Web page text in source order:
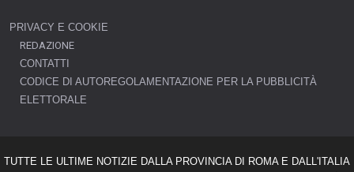
PRIVACY E COOKIE
REDAZIONE
CONTATTI
CODICE DI AUTOREGOLAMENTAZIONE PER LA PUBBLICITÀ
ELETTORALE
TUTTE LE ULTIME NOTIZIE DALLA PROVINCIA DI ROMA E DALL'ITALIA